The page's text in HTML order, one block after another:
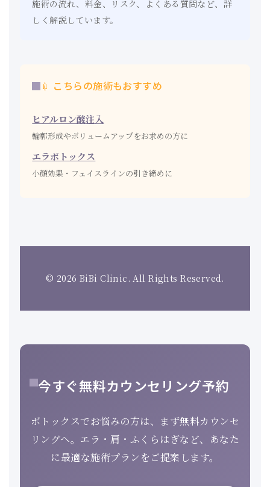
施術の流れ、料金、リスク、よくある質問など、詳
しく解説しています。
💉 こちらの施術もおすすめ
ヒアルロン酸注入
輪郭形成やボリュームアップをお求めの方に
エラボトックス
小顔効果・フェイスラインの引き締めに
© 2026 BiBi Clinic. All Rights Reserved.
今すぐ無料カウンセリング予約
ボトックスでお悩みの方は、まず無料カウンセ
リングへ。エラ・肩・ふくらはぎなど、あなた
に最適な施術プランをご提案します。